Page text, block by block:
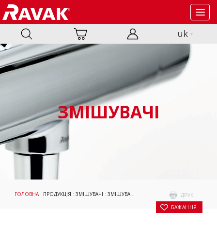
uk
ЗМІШУВАЧІ
ДРУК
БАЖАННЯ
ГОЛОВНА: ПРОДУКЦІЯ : ЗМІШУВАЧІ : ЗМІШУВАЧІ ДЛЯ